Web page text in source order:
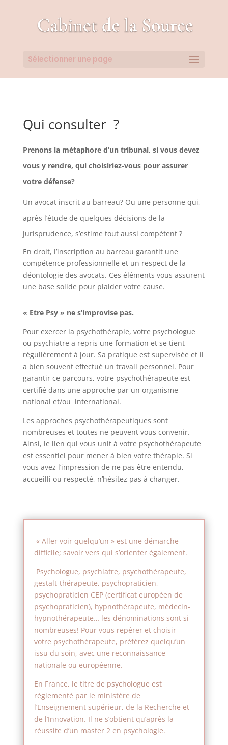
Sélectionner une page
Qui consulter ?
Prenons la métaphore d’un tribunal, si vous devez
vous y rendre, qui choisiriez-vous pour assurer
votre défense?
Un avocat inscrit au barreau? Ou une personne qui,
après l’étude de quelques décisions de la
jurisprudence, s’estime tout aussi compétent ?
En droit, l’inscription au barreau garantit une
compétence professionnelle et un respect de la
déontologie des avocats. Ces éléments vous assurent
une base solide pour plaider votre cause.
« Etre Psy » ne s’improvise pas.
Pour exercer la psychothérapie, votre psychologue
ou psychiatre a repris une formation et se tient
régulièrement à jour. Sa pratique est supervisée et il
a bien souvent effectué un travail personnel. Pour
garantir ce parcours, votre psychothérapeute est
certifié dans une approche par un organisme
national et/ou international.
Les approches psychothérapeutiques sont
nombreuses et toutes ne peuvent vous convenir.
Ainsi, le lien qui vous unit à votre psychothérapeute
est essentiel pour mener à bien votre thérapie. Si
vous avez l’impression de ne pas être entendu,
accueilli ou respecté, n’hésitez pas à changer.
« Aller voir quelqu’un » est une démarche
difficile; savoir vers qui s’orienter également.
Psychologue, psychiatre, psychothérapeute,
gestalt-thérapeute, psychopraticien,
psychopraticien CEP (certificat européen de
psychopraticien), hypnothérapeute, médecin-
hypnothérapeute… les dénominations sont si
nombreuses! Pour vous repérer et choisir
votre psychothérapeute, préférez quelqu’un
issu du soin, avec une reconnaissance
nationale ou européenne.
En France, le titre de psychologue est
règlementé par le ministère de
l’Enseignement supérieur, de la Recherche et
de l’Innovation. Il ne s’obtient qu’après la
réussite d’un master 2 en psychologie.